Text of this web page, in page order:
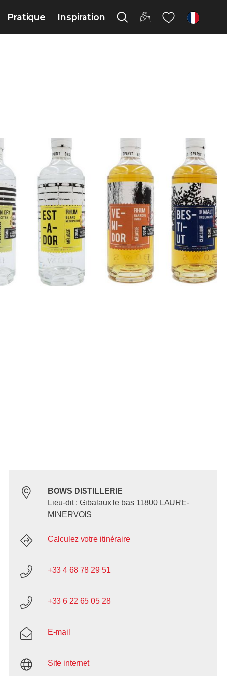
Pratique Inspiration fr
BOWS DISTILLERIE
Lieu-dit : Gibalaux le bas 11800 LAURE-
MINERVOIS
Calculez votre itinéraire
+33 4 68 78 29 51
+33 6 22 65 05 28
E-mail
Site internet